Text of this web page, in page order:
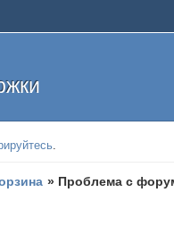
.
» Проблема с